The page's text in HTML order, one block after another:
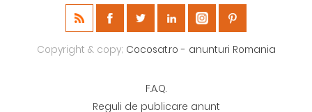
Copyright & copy; Cocosat.ro - anunturi Romania
F.A.Q.
Reguli de publicare anunt